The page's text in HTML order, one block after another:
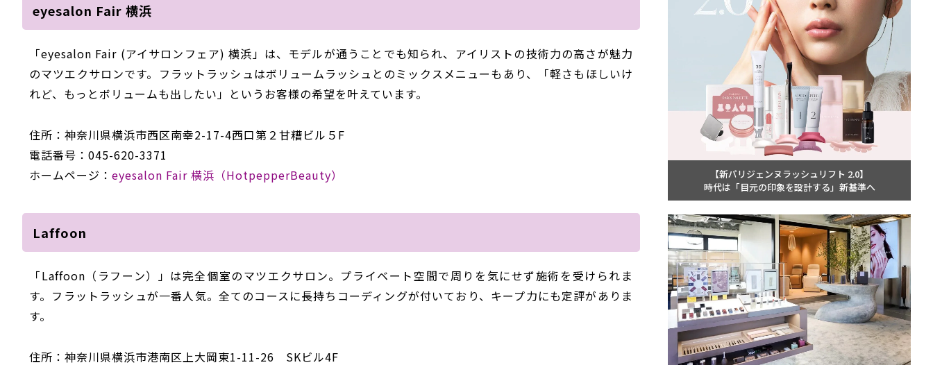
eyesalon Fair 横浜
「eyesalon Fair (アイサロンフェア) 横浜」は、モデルが通うことでも知られ、アイリストの技術力の高さが魅力
のマツエクサロンです。フラットラッシュはボリュームラッシュとのミックスメニューもあり、「軽さもほしいけ
れど、もっとボリュームも出したい」というお客様の希望を叶えています。
住所：神奈川県横浜市西区南幸2-17-4西口第２甘糟ビル５F
電話番号：045-620-3371
ホームページ： eyesalon Fair 横浜（HotpepperBeauty）
Laffoon
「Laffoon（ラフーン）」は完全個室のマツエクサロン。プライベート空間で周りを気にせず施術を受けられま
す。フラットラッシュが一番人気。全てのコースに長持ちコーディングが付いており、キープ力にも定評がありま
す。
住所：神奈川県横浜市港南区上大岡東1-11-26 SKビル4F
【新パリジェンヌラッシュリフト 2.0】
時代は「目元の印象を設計する」新基準へ